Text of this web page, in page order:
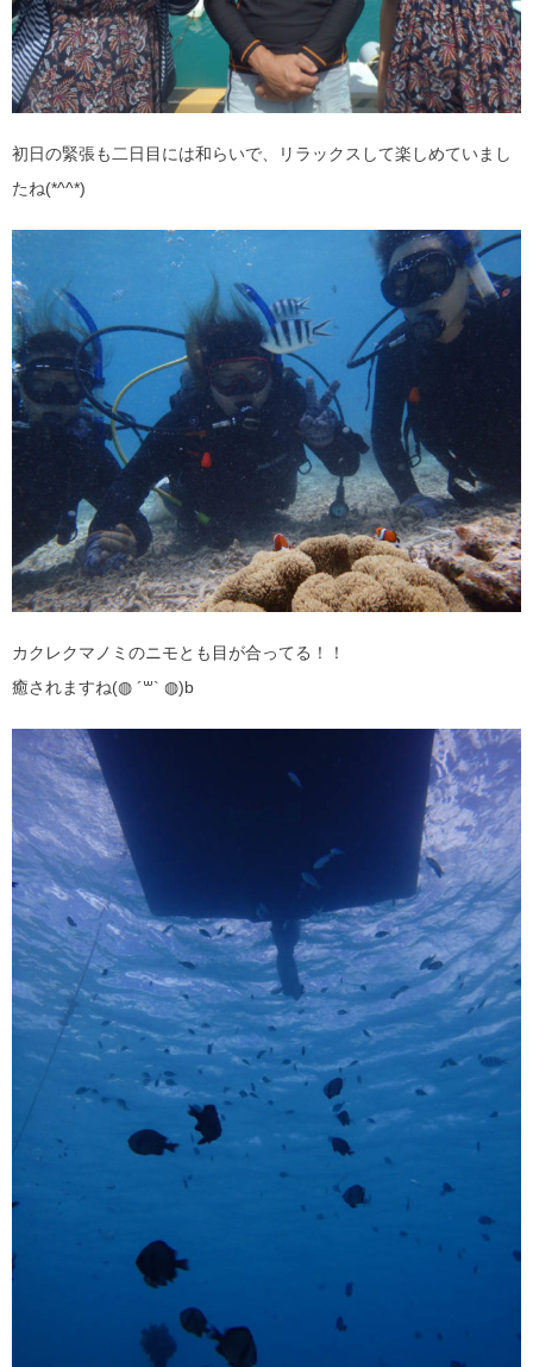
初日の緊張も二日目には和らいで、リラックスして楽しめていまし
たね(*^^*)
カクレクマノミのニモとも目が合ってる！！
癒されますね(◍ ´꒳` ◍)b